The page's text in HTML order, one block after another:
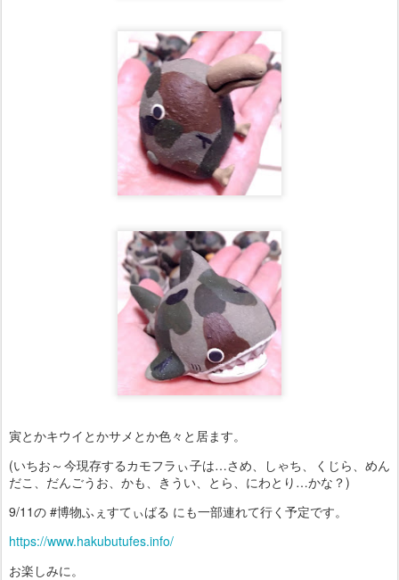
寅とかキウイとかサメとか色々と居ます。
(いちお～今現存するカモフラぃ子は…さめ、しゃち、くじら、めん
だこ、だんごうお、かも、きうい、とら、にわとり…かな？)
9/11の #博物ふぇすてぃばる にも一部連れて行く予定です。
https://www.hakubutufes.info/
お楽しみに。